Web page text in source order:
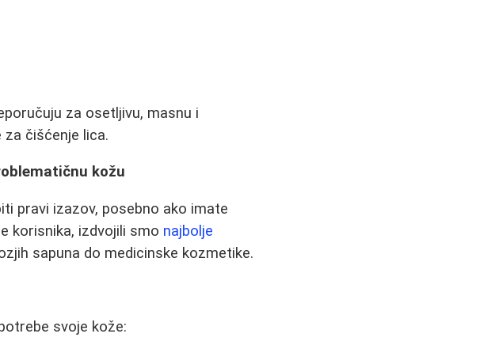
za osetljivu, masnu i
za čišćenje lica.
kožu
pravi izazov, posebno ako imate
korisnika, izdvojili smo najbolje
sapuna do medicinske kozmetike.
svoje kože: